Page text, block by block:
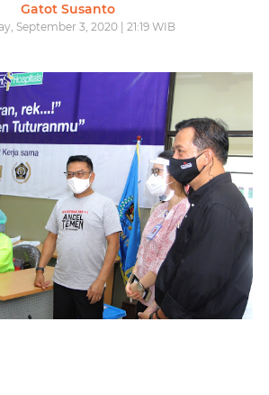
Gatot Susanto
September 3, 2020 | 21:19 WIB